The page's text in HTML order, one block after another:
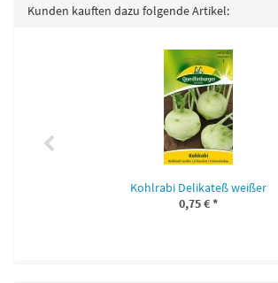
Kunden kauften dazu folgende Artikel:
Kohlrabi Delikateß weißer
0,75 €*